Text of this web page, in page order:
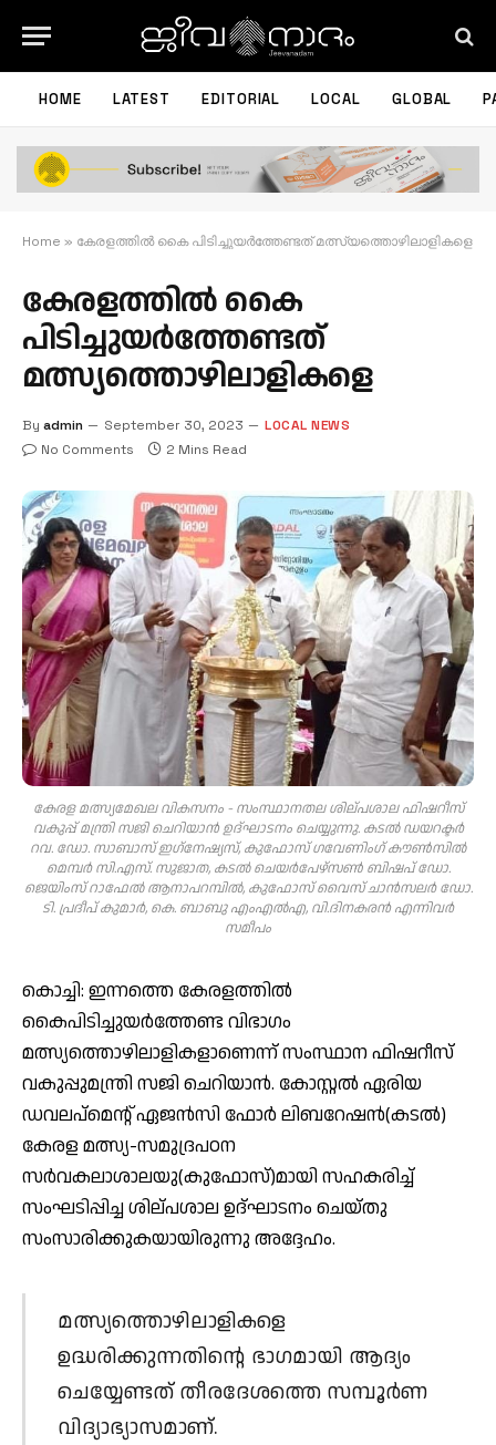
HOME LATEST EDITORIAL LOCAL GLOBAL
Home » കേരളത്തില്‍ കൈ പിടിച്ചുയര്‍ത്തേണ്ടത് മത്സ്യത്തൊഴിലാളികളെ
കേരളത്തില്‍ കൈ
പിടിച്ചുയര്‍ത്തേണ്ടത്
മത്സ്യത്തൊഴിലാളികളെ
By admin September 30, 2023
LOCAL NEWS
No Comments
2 Mins Read
കേരള മത്സ്യമേഖല വികസനം - സംസ്ഥാനതല ശില്പശാല ഫിഷറീസ്
വകുപ്പ് മന്ത്രി സജി ചെറിയാന്‍ ഉദ്ഘാടനം ചെയ്യുന്നു. കടല്‍ ഡയറക്ടര്‍
റവ. ഡോ. സാബാസ് ഇഗ്‌നേഷ്യസ്, കുഫോസ് ഗവേണിംഗ് കൗണ്‍സില്‍
മെമ്പര്‍ സി.എസ്. സുജാത, കടല്‍ ചെയര്‍പേഴ്‌സണ്‍ ബിഷപ് ഡോ.
ജെയിംസ് റാഫേല്‍ ആനാപറമ്പില്‍, കുഫോസ് വൈസ് ചാന്‍സലര്‍ ഡോ.
ടി. പ്രദീപ് കുമാര്‍, കെ. ബാബു എംഎല്‍എ, വി.ദിനകരന്‍ എന്നിവര്‍
സമീപം
കൊച്ചി: ഇന്നത്തെ കേരളത്തില്‍
കൈപിടിച്ചുയര്‍ത്തേണ്ട വിഭാഗം
മത്സ്യത്തൊഴിലാളികളാണെന്ന് സംസ്ഥാന ഫിഷറീസ്
വകുപ്പുമന്ത്രി സജി ചെറിയാന്‍. കോസ്റ്റല്‍ ഏരിയ
ഡവലപ്‌മെന്റ് ഏജന്‍സി ഫോര്‍ ലിബറേഷന്‍(കടല്‍)
കേരള മത്സ്യ-സമുദ്രപഠന
സര്‍വകലാശാലയു(കുഫോസ്)മായി സഹകരിച്ച്
സംഘടിപ്പിച്ച ശില്പശാല ഉദ്ഘാടനം ചെയ്തു
സംസാരിക്കുകയായിരുന്നു അദ്ദേഹം.
മത്സ്യത്തൊഴിലാളികളെ
ഉദ്ധരിക്കുന്നതിന്റെ ഭാഗമായി ആദ്യം
ചെയ്യേണ്ടത് തീരദേശത്തെ സമ്പൂര്‍ണ
വിദ്യാഭ്യാസമാണ്.